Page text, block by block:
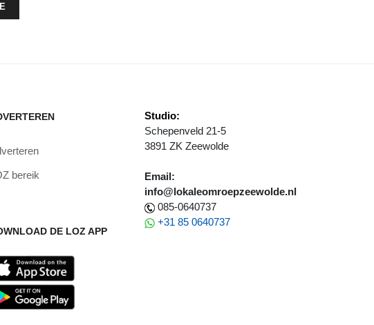
ARTIKEL: PRIJSUITREIKING ONDERNEMER VAN HET JAAR ZEEWOLDE
bereik
DE LOZ APP
Studio:
Schepenveld 21-5
3891 ZK Zeewolde
Email:
info@lokaleomroepzeewolde.nl
085-0640737
+31 85 0640737